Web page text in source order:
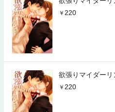
220
欲張りマイダー
220